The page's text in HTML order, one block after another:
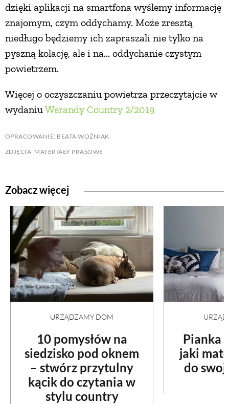
dzięki aplikacji na smartfona wyślemy informację
znajomym, czym oddychamy. Może zresztą
niedługo będziemy ich zapraszali nie tylko na
pyszną kolację, ale i na... oddychanie czystym
powietrzem.
Więcej o oczyszczaniu powietrza przeczytajcie w
wydaniuWerandy Country 2/2019
OPRACOWANIE: BEATA WOŹNIAK
ZDJĘCIA: MATERIAŁY PRASOWE
Zobacz więcej
URZĄDZAMY DOM
10 pomysłów na
siedzisko pod oknem
– stwórz przytulny
kącik do czytania w
stylu country
Pianka
jaki
do